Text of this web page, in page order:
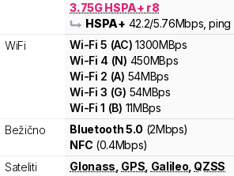
3.75G HSPA+ r8
HSPA+ 42.2/5.76Mbps ,
WiFi
Wi-Fi5 (AC) 1300MBps
Wi-Fi 4 (N) 450MBps
Wi-Fi 2 (A) 54MBps
Wi-Fi3 (G) 54MBps
Wi-Fi1 (B) 11MBps
Bežično
Bluetooth 5.0 (2Mbps)
NFC (0.4Mbps)
Sateliti
Glonass GPS Galileo QZSS